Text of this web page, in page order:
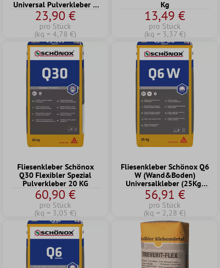
Universal Pulverkleber 5
KG
23,90 €
pro Stück
(kg = 4,78 €)
Kg
13,49 €
pro Stück
(kg = 3,37 €)
Fliesenkleber Schönox
Q30 Flexibler Spezial
Pulverkleber 20 KG
60,90 €
pro Stück
(kg = 3,05 €)
Fliesenkleber Schönox Q6
W (Wand&Boden)
Universalkleber (25Kg)
(Weiß)
56,91 €
pro Stück
(kg = 2,28 €)